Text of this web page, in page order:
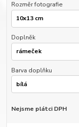
Rozměr fotografie
Doplněk
Barva doplňku
Nejsme plátci DPH